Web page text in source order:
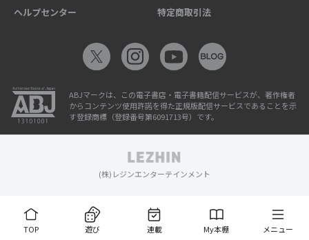
TOP 遊び 連載 My本棚 メニュー
ヘルプセンター 特定商取引法
ABJマークは、この電子書店・電子書籍配信サービスが、著作権者
からコンテンツ使用許諾を得た正規版配信サービスであることを示
す登録商標（登録番号第6091713号）です。
(株)レジンエンターテインメント